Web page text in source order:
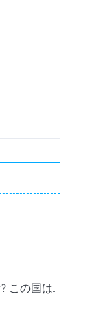
この国は.